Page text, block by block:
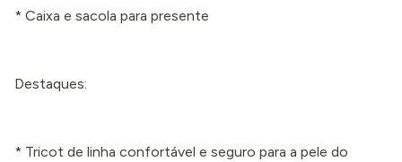
* Caixa e sacola para presente
Destaques:
* Tricot de linha confortável e seguro para a pele do